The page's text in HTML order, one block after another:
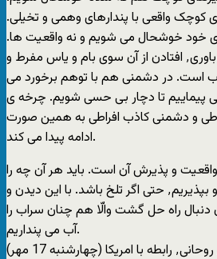
کوچک واقعی با پندارهای وهمی و تخیلی.
خود خوشحال می شویم و نه واقعیت ها.
نتیجه ی این خوش باوری٬ افتادن از آن سوی بام و یاس مفرط و
است. در دشمنی هم با توهم برخورد می
می پیماییم تا دچار بی حسی شویم. چرخه ی
و دشمنی کاذب افراطی به همین صورت
ادامه پیدا می کند.
برخورد با واقعیت و پذیرش آن است. باید هر آن چه را
که حقیقت دارد ببینیم و بپذیریم٬ حتی اگر تلخ باشد. با این دیدن و
راه حل گشت والّا هم چنان سراب را
آب می پنداریم.